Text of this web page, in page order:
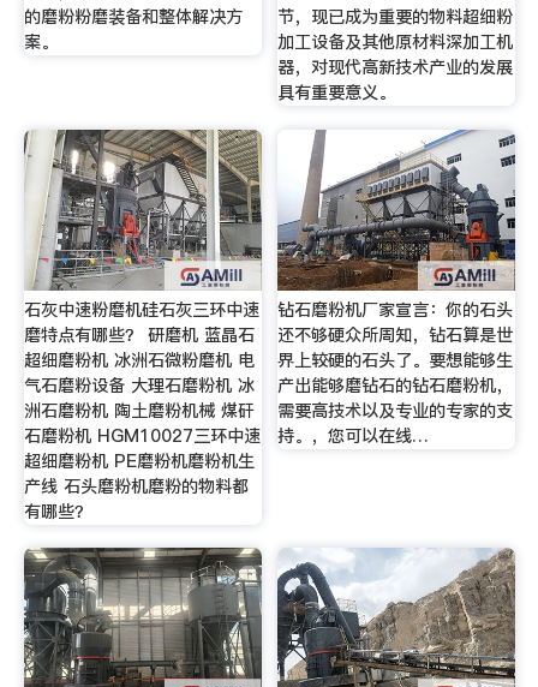
的磨粉粉磨装备和整体解决方
案。
节，现已成为重要的物料超细粉
加工设备及其他原材料深加工机
器，对现代高新技术产业的发展
具有重要意义。
石灰中速粉磨机硅石灰三环中速
磨特点有哪些？ 研磨机 蓝晶石
超细磨粉机 冰洲石微粉磨机 电
气石磨粉设备 大理石磨粉机 冰
洲石磨粉机 陶土磨粉机械 煤矸
石磨粉机 HGM10027三环中速
超细磨粉机 PE磨粉机磨粉机生
产线 石头磨粉机磨粉的物料都
有哪些？
钻石磨粉机厂家宣言：你的石头
还不够硬众所周知，钻石算是世
界上较硬的石头了。要想能够生
产出能够磨钻石的钻石磨粉机，
需要高技术以及专业的专家的支
持。，您可以在线…